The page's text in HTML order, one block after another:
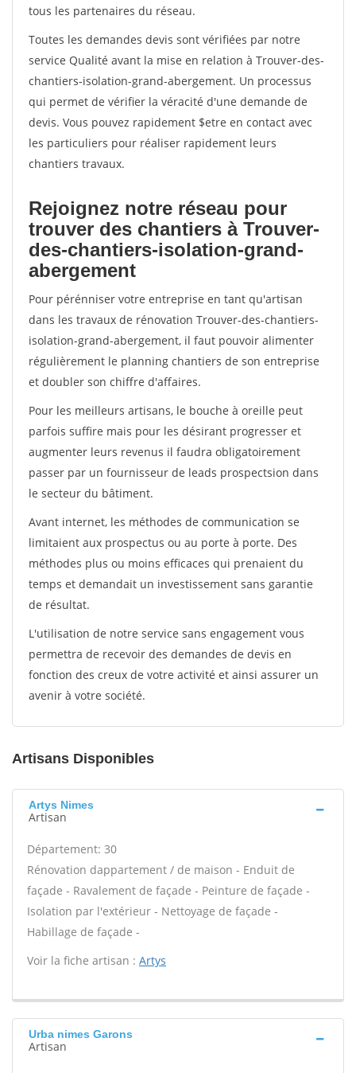
tous les partenaires du réseau.
Toutes les demandes devis sont vérifiées par notre
service Qualité avant la mise en relation à Trouver-des-
chantiers-isolation-grand-abergement. Un processus
qui permet de vérifier la véracité d'une demande de
devis. Vous pouvez rapidement $etre en contact avec
les particuliers pour réaliser rapidement leurs
chantiers travaux.
Rejoignez notre réseau pour
trouver des chantiers à Trouver-
des-chantiers-isolation-grand-
abergement
Pour pérénniser votre entreprise en tant qu'artisan
dans les travaux de rénovation Trouver-des-chantiers-
isolation-grand-abergement, il faut pouvoir alimenter
régulièrement le planning chantiers de son entreprise
et doubler son chiffre d'affaires.
Pour les meilleurs artisans, le bouche à oreille peut
parfois suffire mais pour les désirant progresser et
augmenter leurs revenus il faudra obligatoirement
passer par un fournisseur de leads prospectsion dans
le secteur du bâtiment.
Avant internet, les méthodes de communication se
limitaient aux prospectus ou au porte à porte. Des
méthodes plus ou moins efficaces qui prenaient du
temps et demandait un investissement sans garantie
de résultat.
L'utilisation de notre service sans engagement vous
permettra de recevoir des demandes de devis en
fonction des creux de votre activité et ainsi assurer un
avenir à votre société.
Artisans Disponibles
Artys Nimes
Artisan
Département: 30
Rénovation dappartement / de maison - Enduit de
façade - Ravalement de façade - Peinture de façade -
Isolation par l'extérieur - Nettoyage de façade -
Habillage de façade -
Voir la fiche artisan : Artys
Urba nimes Garons
Artisan